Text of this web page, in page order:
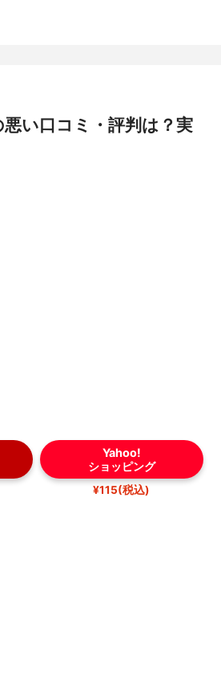
い口コミ・評判は？実
Yahoo!
ショッピング
¥115(税込)